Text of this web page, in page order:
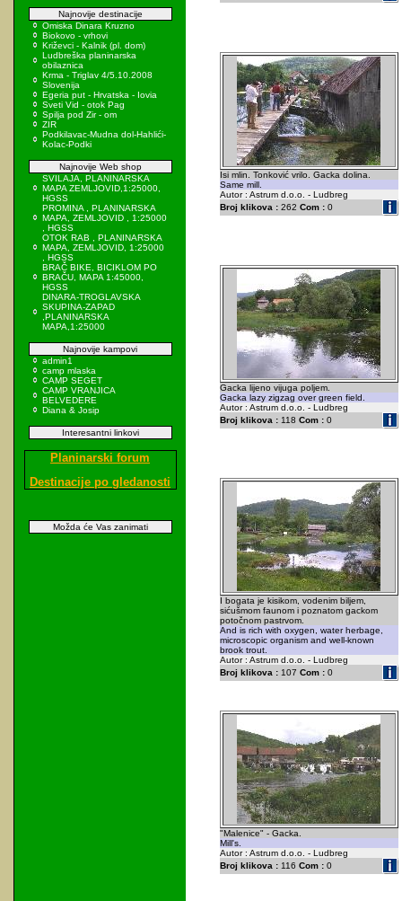
Najnovije destinacije
Omiska Dinara Kruzno
Biokovo - vrhovi
Križevci - Kalnik (pl. dom)
Ludbreška planinarska
obilaznica
Krma - Triglav 4/5.10.2008
Slovenija
Egeria put - Hrvatska - Iovia
Sveti Vid - otok Pag
Spilja pod Zir - om
ZIR
Podkilavac-Mudna dol-Hahlići-
Kolac-Podki
Najnovije Web shop
SVILAJA, PLANINARSKA
MAPA ZEMLJOVID,1:25000,
HGSS
PROMINA , PLANINARSKA
MAPA, ZEMLJOVID , 1:25000
, HGSS
OTOK RAB , PLANINARSKA
MAPA, ZEMLJOVID, 1:25000
, HGSS
BRAČ BIKE, BICIKLOM PO
BRAČU, MAPA 1:45000,
HGSS
DINARA-TROGLAVSKA
SKUPINA-ZAPAD
,PLANINARSKA
MAPA,1:25000
Najnovije kampovi
admin1
camp mlaska
CAMP SEGET
CAMP VRANJICA
BELVEDERE
Diana & Josip
Interesantni linkovi
Planinarski forum
Destinacije po gledanosti
Možda će Vas zanimati
Isi mlin. Tonković vrilo. Gacka dolina.
Same mill.
Autor : Astrum d.o.o. - Ludbreg
Broj klikova :262 Com :0
Gacka lijeno vijuga poljem.
Gacka lazy zigzag over green field.
Autor : Astrum d.o.o. - Ludbreg
Broj klikova :118 Com :0
I bogata je kisikom, vodenim biljem,
sićušmom faunom i poznatom gackom
potočnom pastrvom.
And is rich with oxygen, water herbage,
microscopic organism and well-known
brook trout.
Autor : Astrum d.o.o. - Ludbreg
Broj klikova :107 Com :0
"Malenice" - Gacka.
Mill's.
Autor : Astrum d.o.o. - Ludbreg
Broj klikova :116 Com :0